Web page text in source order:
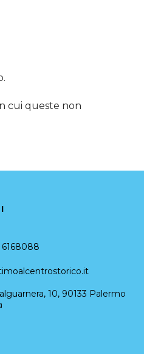
cui queste non
6168088
10, 90133 Palermo